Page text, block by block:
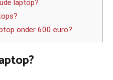
laptop?
onder 600 euro?